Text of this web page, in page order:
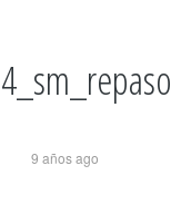
4_sm_repaso
9 años ago